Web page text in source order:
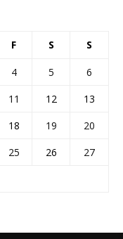
F S S
4 5
6
11 12
13
18 19
20
25 26
27